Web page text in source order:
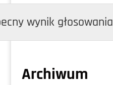
wynik głosowania
Archiwum